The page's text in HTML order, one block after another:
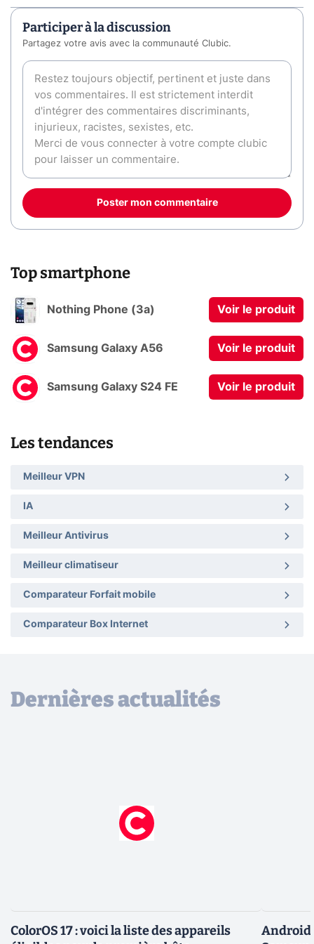
Participer à la discussion
Partagez votre avis avec la communauté Clubic.
Poster mon commentaire
Top smartphone
Nothing Phone (3a) Voir le produit
Samsung Galaxy A56 Voir le produit
Samsung Galaxy S24 FE Voir le produit
Les tendances
Meilleur VPN
IA
Meilleur Antivirus
Meilleur climatiseur
Comparateur Forfait mobile
Comparateur Box Internet
Dernières actualités
ColorOS 17 : voici la liste des appareils
Android